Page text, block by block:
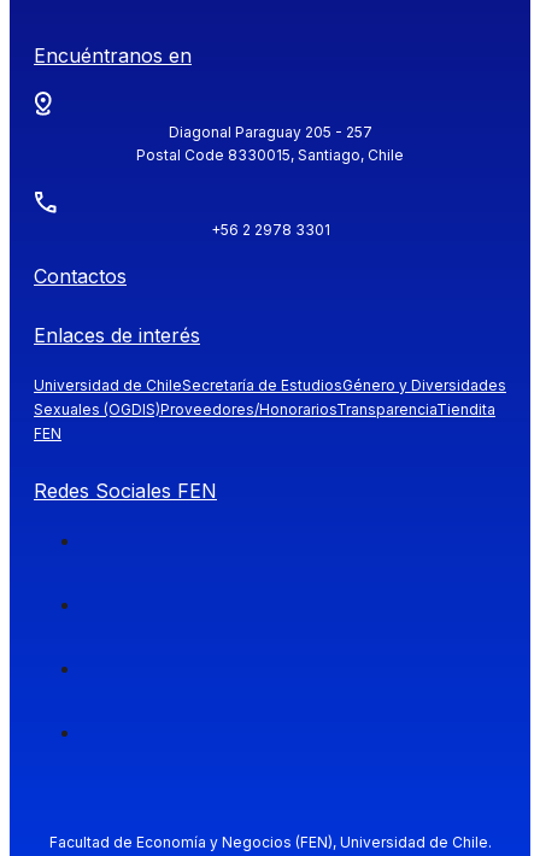
Encuéntranos en
Diagonal Paraguay 205 - 257
Postal Code 8330015, Santiago, Chile
+56 2 2978 3301
Contactos
Enlaces de interés
Universidad de ChileSecretaría de EstudiosGénero y Diversidades
Sexuales (OGDIS)Proveedores/HonorariosTransparenciaTiendita
FEN
Redes Sociales FEN
Facultad de Economía y Negocios (FEN), Universidad de Chile.